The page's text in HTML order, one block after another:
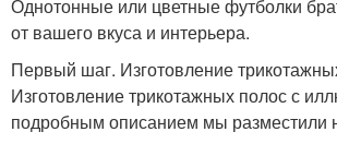
Однотонные или цветные футболки
от вашего вкуса и интерьера.
Первый шаг. Изготовление
Изготовление трикотажных полос с
подробным описанием мы разместили